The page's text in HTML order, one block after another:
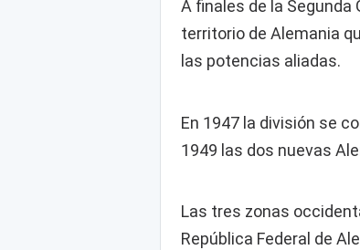
A finales de la Segunda
territorio de Alemania
las potencias aliadas.
En 1947 la división se
1949 las dos nuevas
Las tres zonas
República Federal de